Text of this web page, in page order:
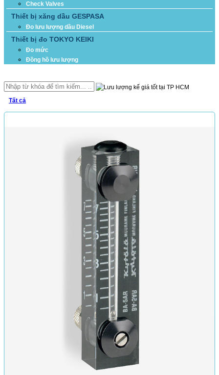
Check Valves
Thiết bị xăng dầu GESPASA
Đo lưu lượng dầu Diesel
Thiết bị đo TOKYO KEIKI
Đo mức
Đồng hồ lưu lượng
Tất cả